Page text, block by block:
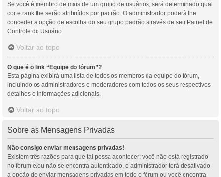
Se você é membro de mais de um grupo de usuários, será determinado qual
cor e rank lhe serão atribuídos por padrão. O administrador poderá lhe
conceder a opção de escolha do seu grupo padrão através de seu Painel de
Controle do Usuário.
Voltar ao topo
O que é o link “Equipe do fórum”?
Esta página exibirá uma lista de todos os membros da equipe do fórum,
incluindo os administradores e moderadores com todos os seus respectivos
detalhes e informações adicionais.
Voltar ao topo
Sobre as Mensagens Privadas
Não consigo enviar mensagens privadas!
Existem três razões para que tal possa acontecer: você não está registrado
no fórum e/ou não se encontra autenticado, o administrador terá desativado
a opção de enviar mensagens privadas em todo o fórum ou você encontra-